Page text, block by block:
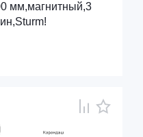
мм,магнитный,3